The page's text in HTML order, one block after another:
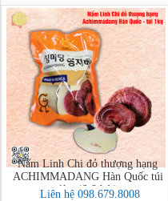
Nấm Linh Chi đỏ thượng hạng
ACHIMMADANG Hàn Quốc túi
1kg (6-8 bát)
Liên hệ 098.679.8008